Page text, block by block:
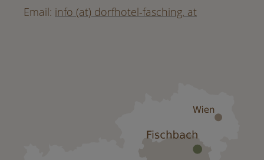
Email: info (at) dorfhotel-fasching. at